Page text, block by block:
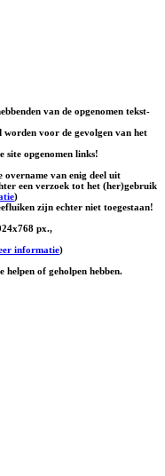
van de opgenomen tekst-
worden voor de gevolgen van het
site opgenomen links!
overname van enig deel uit
een verzoek tot het (her)gebruik
)
zijn echter niet toegestaan!
px.,
informatie)
of geholpen hebben.